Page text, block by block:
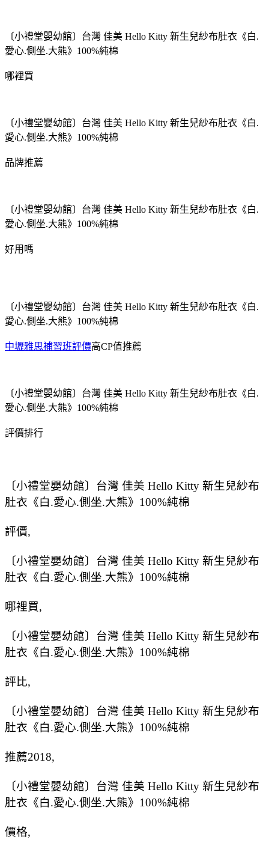
〔小禮堂嬰幼館〕台灣 佳美 Hello Kitty 新生兒紗布肚衣《白.
愛心.側坐.大熊》100%純棉
哪裡買
〔小禮堂嬰幼館〕台灣 佳美 Hello Kitty 新生兒紗布肚衣《白.
愛心.側坐.大熊》100%純棉
品牌推薦
〔小禮堂嬰幼館〕台灣 佳美 Hello Kitty 新生兒紗布肚衣《白.
愛心.側坐.大熊》100%純棉
好用嗎
〔小禮堂嬰幼館〕台灣 佳美 Hello Kitty 新生兒紗布肚衣《白.
愛心.側坐.大熊》100%純棉
中壢雅思補習班評價高CP值推薦
〔小禮堂嬰幼館〕台灣 佳美 Hello Kitty 新生兒紗布肚衣《白.
愛心.側坐.大熊》100%純棉
評價排行
〔小禮堂嬰幼館〕台灣 佳美 Hello Kitty 新生兒紗布
肚衣《白.愛心.側坐.大熊》100%純棉
評價,
〔小禮堂嬰幼館〕台灣 佳美 Hello Kitty 新生兒紗布
肚衣《白.愛心.側坐.大熊》100%純棉
哪裡買,
〔小禮堂嬰幼館〕台灣 佳美 Hello Kitty 新生兒紗布
肚衣《白.愛心.側坐.大熊》100%純棉
評比,
〔小禮堂嬰幼館〕台灣 佳美 Hello Kitty 新生兒紗布
肚衣《白.愛心.側坐.大熊》100%純棉
推薦2018,
〔小禮堂嬰幼館〕台灣 佳美 Hello Kitty 新生兒紗布
肚衣《白.愛心.側坐.大熊》100%純棉
價格,